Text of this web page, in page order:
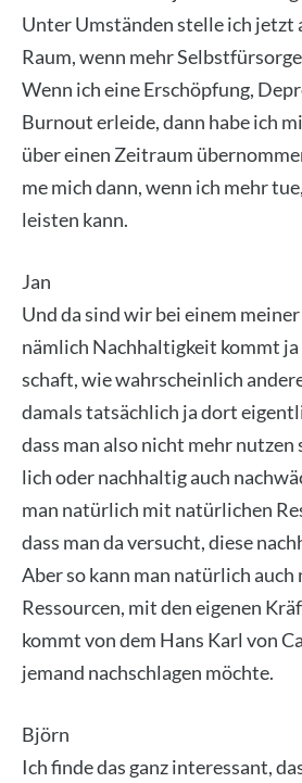
Unter Umstän­den stel­le ich jetzt
Raum, wenn mehr
Wenn ich eine Erschöp­fung,
Burn­out erlei­de, dann habe ich
über einen Zeit­raum
me mich dann, wenn ich mehr
leis­ten kann.
Jan
Und da sind wir bei einem
näm­lich Nach­hal­tig­keit kommt
schaft, wie wahr­schein­lich
damals tat­säch­lich ja dort
dass man also nicht mehr
lich oder nach­hal­tig auch
man natür­lich mit natür­li­chen
dass man da ver­sucht, die­se
Aber so kann man natür­lich auch
Res­sour­cen, mit den eige­nen
kommt von dem Hans Karl von
jemand nach­schla­gen möch­te.
Björn
Ich fin­de das ganz inter­es­sant,